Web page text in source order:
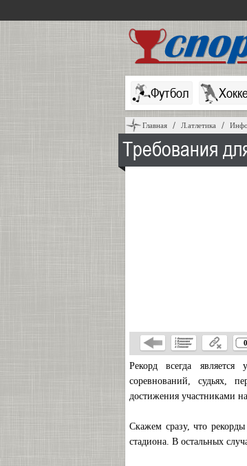
Футбол
Главная Л.атлетика
Требования
0
Рекорд всегда
соревнований, судьях,
достижения участниками
Скажем сразу, что
стадиона. В остальных